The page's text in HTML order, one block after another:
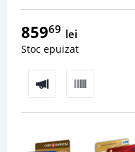
85969 lei
Stoc epuizat